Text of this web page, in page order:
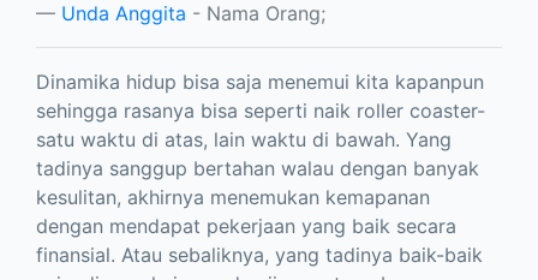
Unda Anggita - Nama Orang;
Dinamika hidup bisa saja menemui kita kapanpun
sehingga rasanya bisa seperti naik roller coaster-
satu waktu di atas, lain waktu di bawah. Yang
tadinya sanggup bertahan walau dengan banyak
kesulitan, akhirnya menemukan kemapanan
dengan mendapat pekerjaan yang baik secara
finansial. Atau sebaliknya, yang tadinya baik-baik